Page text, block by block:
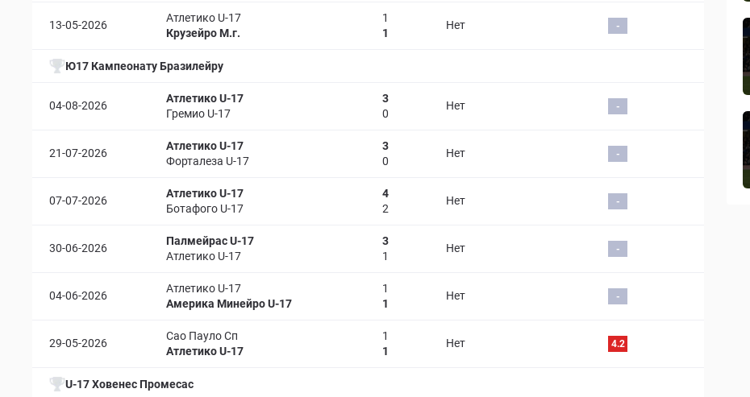
13-05-2026
Атлетико U-17
Крузейро М.г.
1
1
Нет -
Ю17 Кампеонату Бразилейру
04-08-2026
Атлетико U-17
Гремио U-17
3
0
Нет -
21-07-2026
Атлетико U-17
Форталеза U-17
3
0
Нет -
07-07-2026
Атлетико U-17
Ботафого U-17
4
2
Нет -
30-06-2026
Палмейрас U-17
Атлетико U-17
3
1
Нет -
04-06-2026
Атлетико U-17
Америка Минейро U-17
1
1
Нет -
29-05-2026
Сао Пауло Сп
Атлетико U-17
1
1
Нет 4.2
U-17 Ховенес Промесас